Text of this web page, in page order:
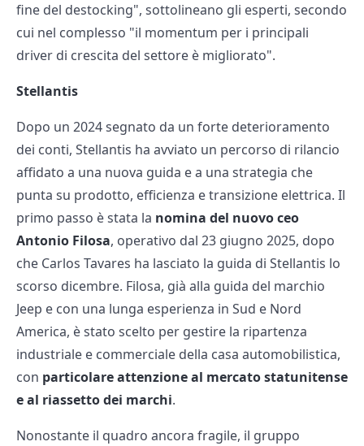
fine del destocking", sottolineano gli esperti, secondo
cui nel complesso "il momentum per i principali
driver di crescita del settore è migliorato".
Stellantis
Dopo un 2024 segnato da un forte deterioramento
dei conti, Stellantis ha avviato un percorso di rilancio
affidato a una nuova guida e a una strategia che
punta su prodotto, efficienza e transizione elettrica. Il
primo passo è stata la nomina del nuovo ceo
Antonio Filosa, operativo dal 23 giugno 2025, dopo
che Carlos Tavares ha lasciato la guida di Stellantis lo
scorso dicembre. Filosa, già alla guida del marchio
Jeep e con una lunga esperienza in Sud e Nord
America, è stato scelto per gestire la ripartenza
industriale e commerciale della casa automobilistica,
con particolare attenzione al mercato statunitense
e al riassetto dei marchi.
Nonostante il quadro ancora fragile, il gruppo